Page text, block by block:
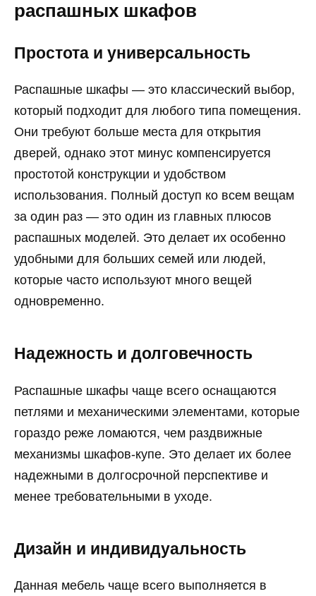
распашных шкафов
Простота и универсальность
Распашные шкафы — это классический выбор,
который подходит для любого типа помещения.
Они требуют больше места для открытия
дверей, однако этот минус компенсируется
простотой конструкции и удобством
использования. Полный доступ ко всем вещам
за один раз — это один из главных плюсов
распашных моделей. Это делает их особенно
удобными для больших семей или людей,
которые часто используют много вещей
одновременно.
Надежность и долговечность
Распашные шкафы чаще всего оснащаются
петлями и механическими элементами, которые
гораздо реже ломаются, чем раздвижные
механизмы шкафов-купе. Это делает их более
надежными в долгосрочной перспективе и
менее требовательными в уходе.
Дизайн и индивидуальность
Данная мебель чаще всего выполняется в